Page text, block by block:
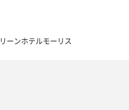
ーンホテルモーリス